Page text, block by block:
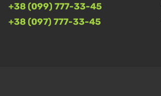
+38 (099) 777-33-45
+38 (097) 777-33-45